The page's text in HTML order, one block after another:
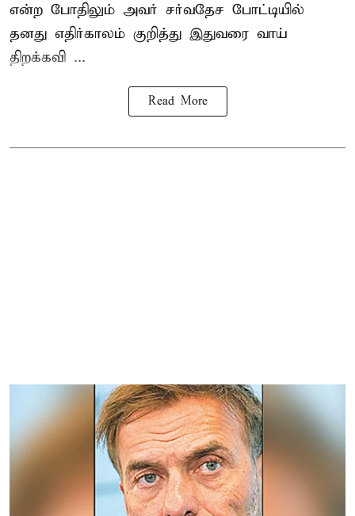
என்ற போதிலும் அவர் சர்வதேச போட்டியில்
தனது எதிர்காலம் குறித்து இதுவரை வாய்
திறக்கவி ...
Read More